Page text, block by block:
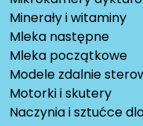
Minerały i witaminy
Mleka następne
Mleka początkowe
Modele zdalnie
Motorki i skutery
Naczynia i sztućce